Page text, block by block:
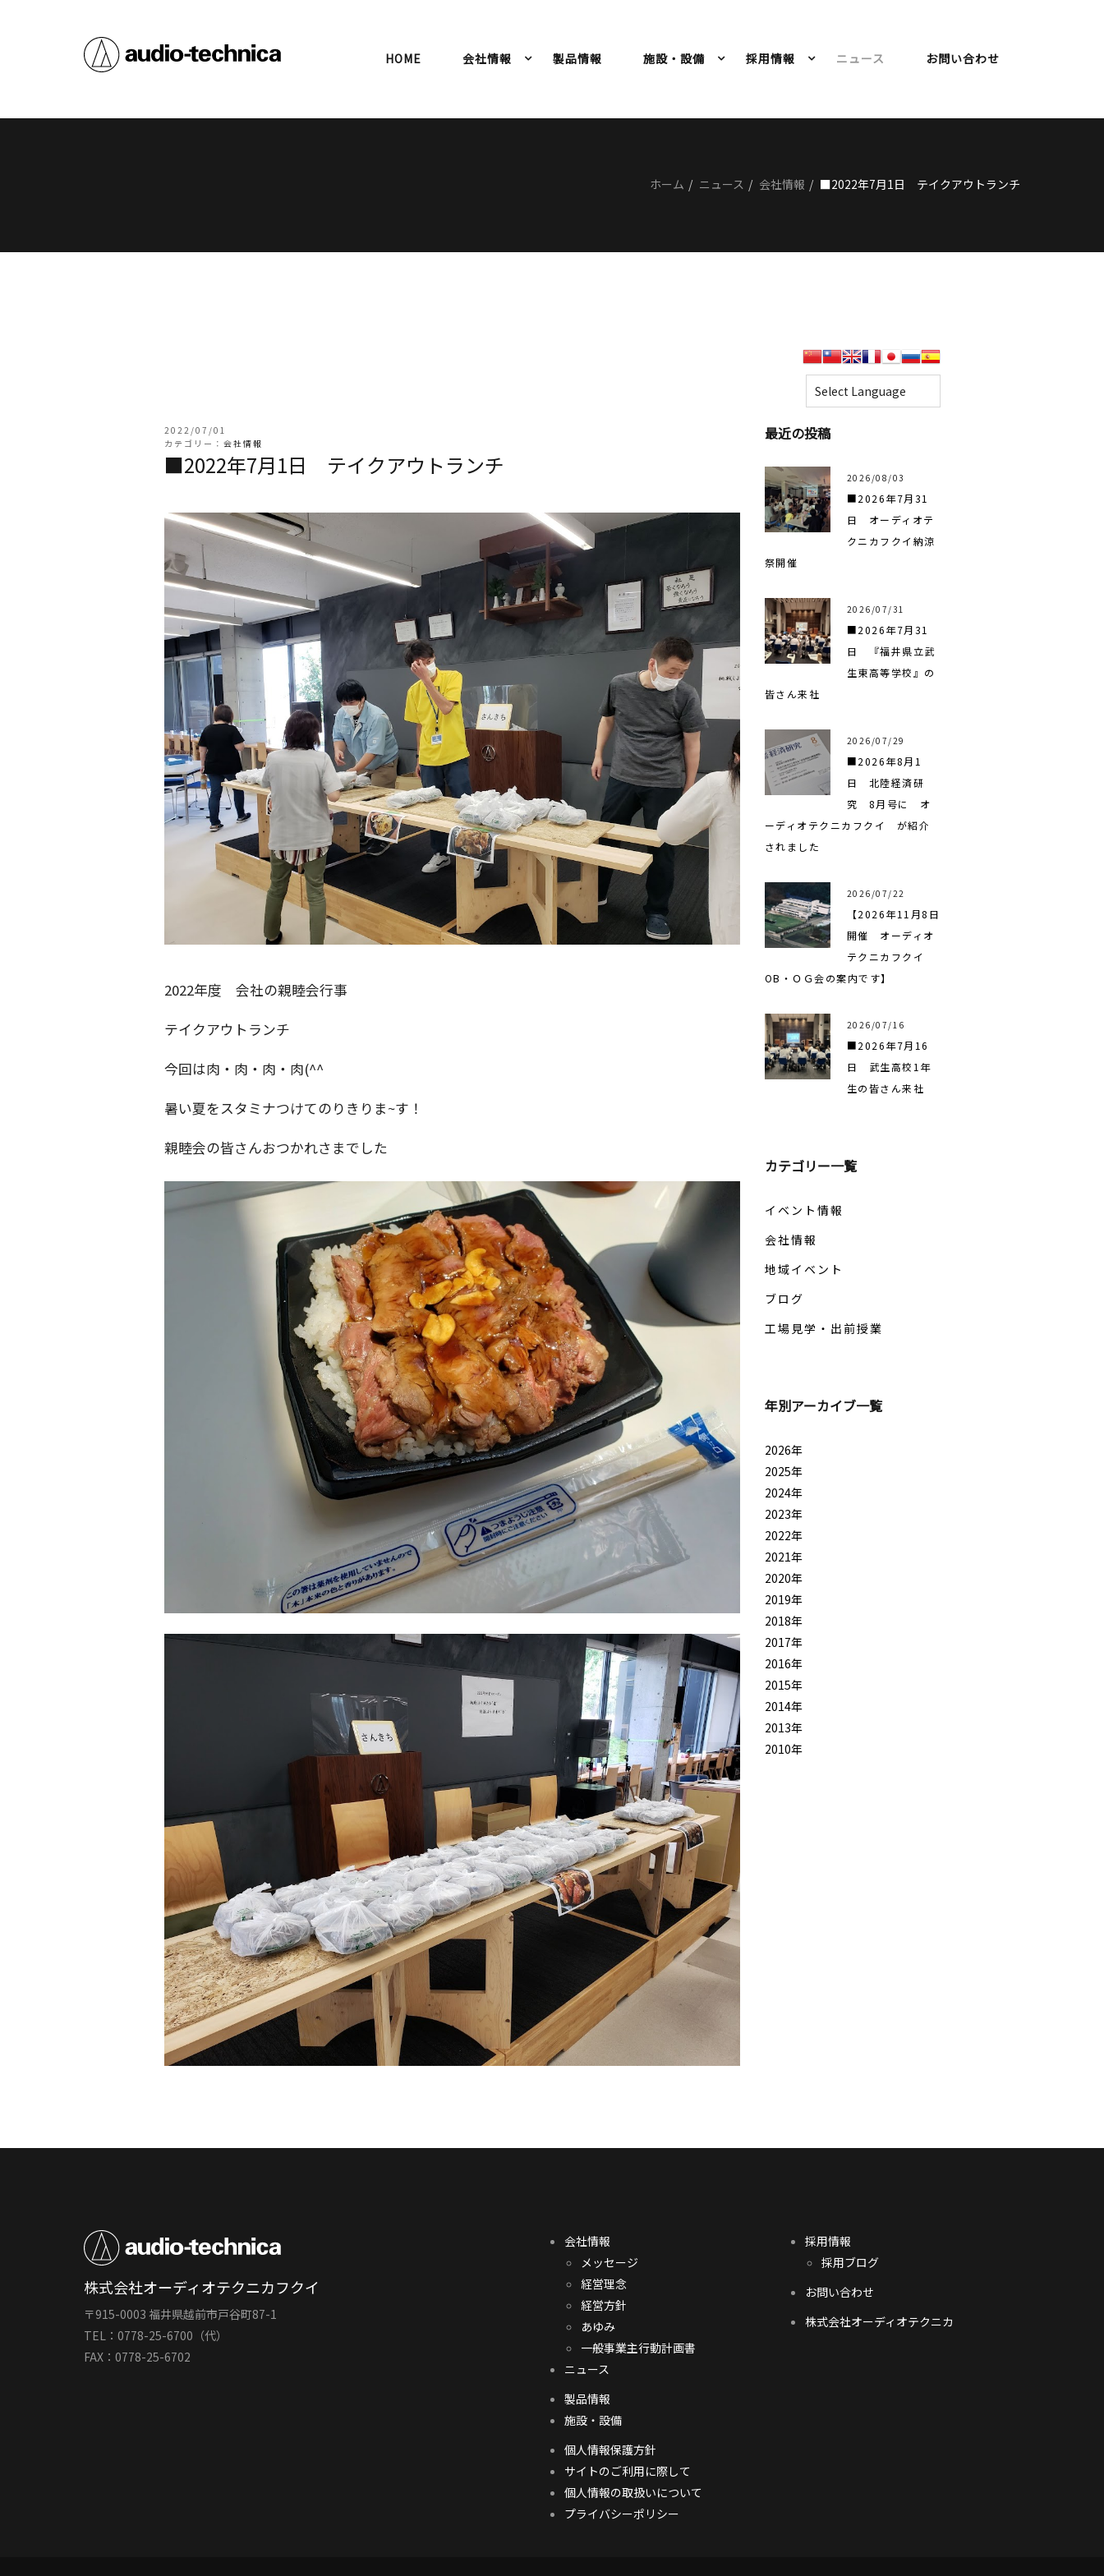
HOME 会社情報 製品情報 施設・設備 採用情報 ニュース お問い合わせ
ホーム ニュース 会社情報 ■2022年7月1日 テイクアウトランチ
2022/07/01
カテゴリー： 会社情報
■2022年7月1日 テイクアウトランチ
2022年度 会社の親睦会行事
テイクアウトランチ
今回は肉・肉・肉・肉(^^
暑い夏をスタミナつけてのりきりま~す！
親睦会の皆さんおつかれさまでした
最近の投稿
2026/08/03
■2026年7月31
日 オーディオテ
クニカフクイ納涼
祭開催
2026/07/31
■2026年7月31
日 『福井県立武
生東高等学校』の
皆さん来社
2026/07/29
■2026年8月1
日 北陸経済研
究 8月号に オ
ーディオテクニカフクイ が紹介
されました
2026/07/22
【2026年11月8日
開催 オーディオ
テクニカフクイ
OB・ＯＧ会の案内です】
2026/07/16
■2026年7月16
日 武生高校1年
生の皆さん来社
カテゴリー一覧
イベント情報
会社情報
地域イベント
ブログ
工場見学・出前授業
年別アーカイブ一覧
2026年
2025年
2024年
2023年
2022年
2021年
2020年
2019年
2018年
2017年
2016年
2015年
2014年
2013年
2010年
株式会社オーディオテクニカフクイ
〒915-0003 福井県越前市戸谷町87-1
TEL：0778-25-6700（代）
FAX：0778-25-6702
会社情報
メッセージ
経営理念
経営方針
あゆみ
一般事業主行動計画書
ニュース
製品情報
施設・設備
個人情報保護方針
サイトのご利用に際して
個人情報の取扱いについて
プライバシーポリシー
採用情報
採用ブログ
お問い合わせ
株式会社オーディオテクニカ